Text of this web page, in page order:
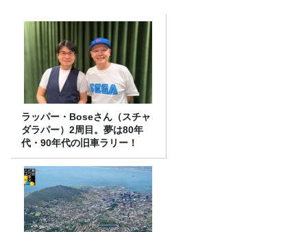
ラッパー・Boseさん（スチャ
ダラパー）2周目。夢は80年
代・90年代の旧車ラリー！